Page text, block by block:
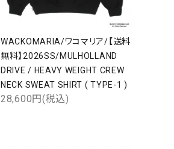
WACKOMARIA/ワコマリア/【送料
無料】2026SS/MULHOLLAND
DRIVE / HEAVY WEIGHT CREW
NECK SWEAT SHIRT ( TYPE-1 )
28,600円(税込)